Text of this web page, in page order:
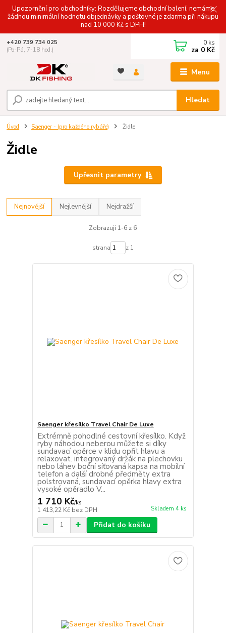
Upozornění pro obchodníky: Rozdělujeme obchodní balení, nemáme
žádnou minimální hodnotu objednávky a poštovné je zdarma při nákupu
nad 10 000 Kč s DPH!
Menu
Hledat
+420 739 734 025
(Po-Pá, 7-18 hod.)
0 ks
za 0 Kč
Úvod Saenger - (pro každého rybáře) Židle
Židle
Upřesnit parametry
Nejnovější Nejlevnější Nejdražší
Zobrazuji 1-6 z 6
strana z 1
Saenger křesílko Travel Chair De Luxe
Extrémně pohodlné cestovní křesílko. Když
ryby náhodou neberou můžete si díky
sundavací opěrce v klidu opřít hlavu a
relaxovat. integrovaný držák na plechovku
nebo láhev boční síťovaná kapsa na mobilní
telefon a další drobné předměty extra
polstrovaná, sundavací opěrka hlavy extra
vysoké opěradlo V...
1 710 Kč/ks
1 413,22 Kč bez DPH Skladem 4 ks
Přidat do košíku